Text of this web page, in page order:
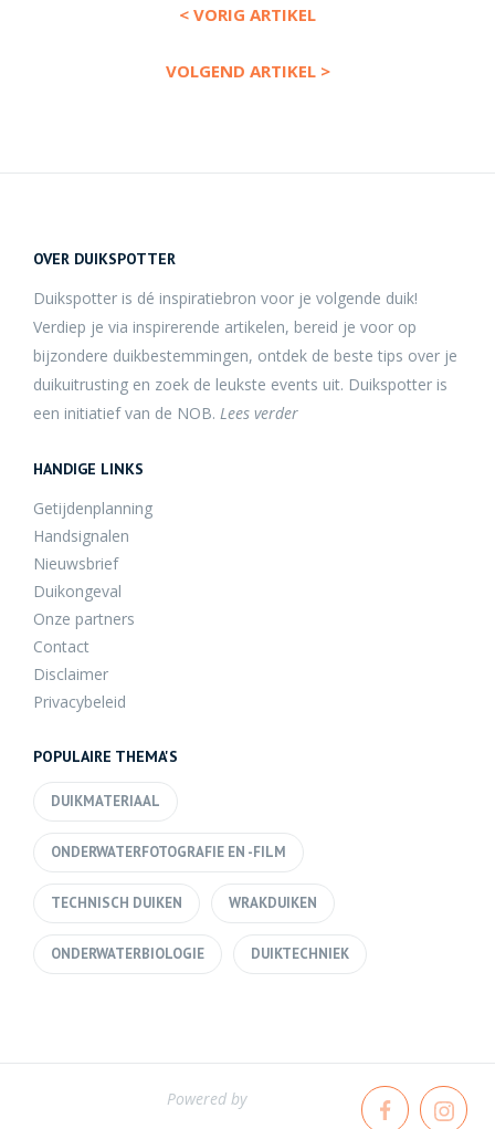
< VORIG ARTIKEL
VOLGEND ARTIKEL >
OVER DUIKSPOTTER
Duikspotter is dé inspiratiebron voor je volgende duik!
Verdiep je via inspirerende artikelen, bereid je voor op
bijzondere duikbestemmingen, ontdek de beste tips over je
duikuitrusting en zoek de leukste events uit. Duikspotter is
een initiatief van de NOB. Lees verder
HANDIGE LINKS
Getijdenplanning
Handsignalen
Nieuwsbrief
Duikongeval
Onze partners
Contact
Disclaimer
Privacybeleid
POPULAIRE THEMA'S
DUIKMATERIAAL
ONDERWATERFOTOGRAFIE EN -FILM
TECHNISCH DUIKEN WRAKDUIKEN
ONDERWATERBIOLOGIE DUIKTECHNIEK
Powered by